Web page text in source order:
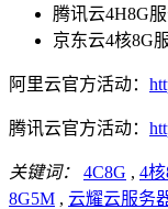
腾讯云4H8G
京东云4核8G
阿里云官方活动：
腾讯云官方活动：
关键词： 4C8G , 4
8G5M , 云耀云服务